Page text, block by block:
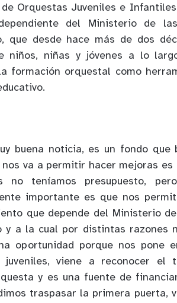
de Orquestas Juveniles e
del Ministerio de
que desde hace más de dos
niños, niñas y jóvenes a lo
formación orquestal como
buena noticia, es un fondo
nos va a permitir hacer mejoras
no teníamos presupuesto,
importante es que nos
que depende del Ministerio
y a la cual por distintas razones
oportunidad porque nos pone
juveniles, viene a reconocer el
y es una fuente de
traspasar la primera puerta,